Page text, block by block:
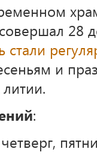
28
стали
и
: